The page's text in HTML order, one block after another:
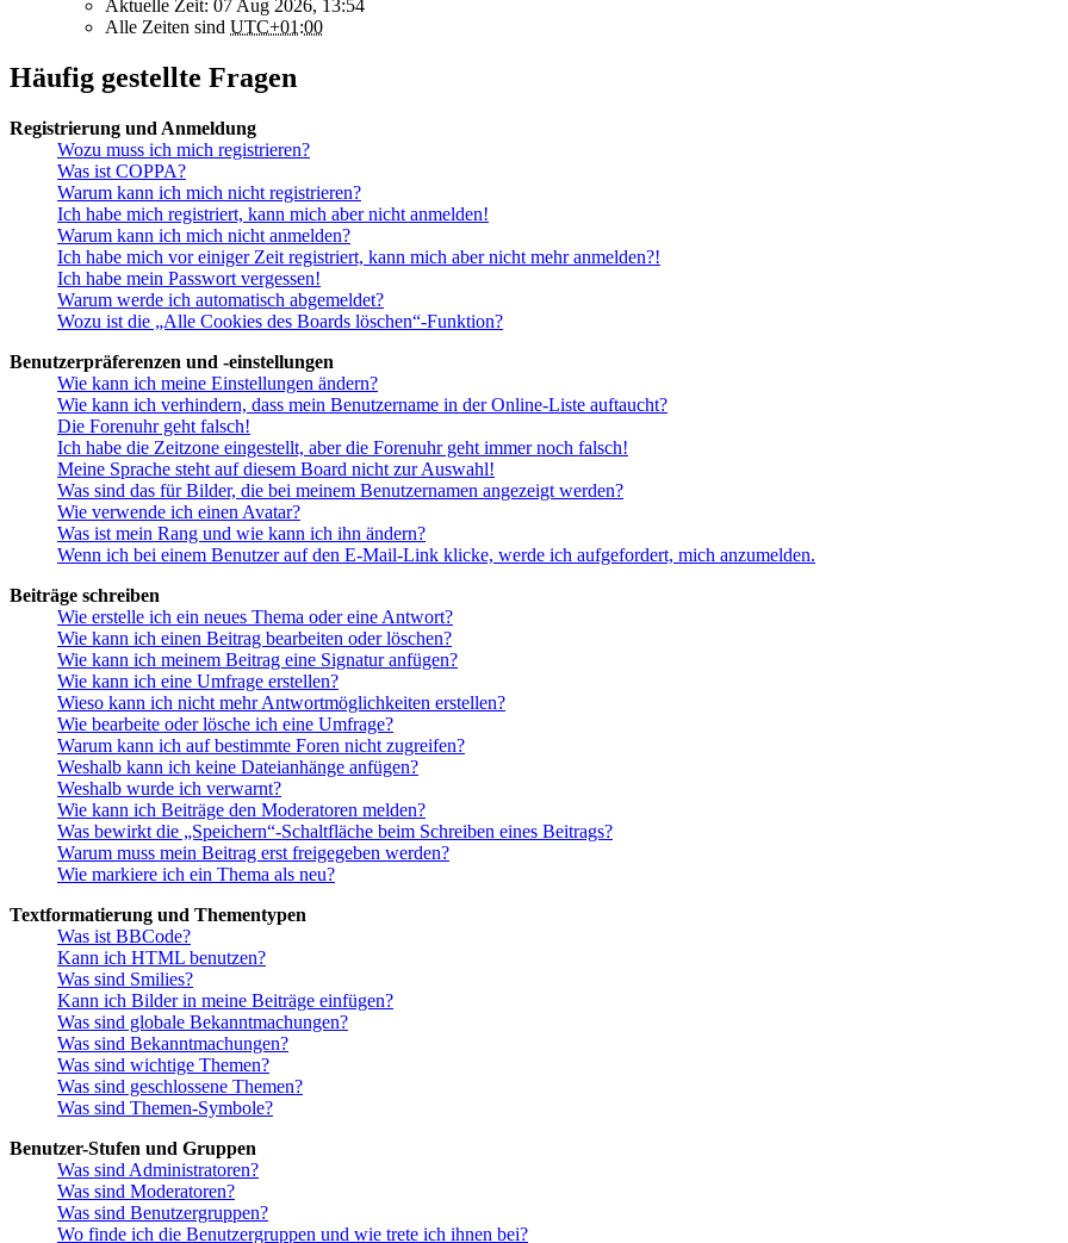
Aktuelle Zeit: 07 Aug 2026, 13:54
Alle Zeiten sind UTC+01:00
Häufig gestellte Fragen
Registrierung und Anmeldung
Wozu muss ich mich registrieren?
Was ist COPPA?
Warum kann ich mich nicht registrieren?
Ich habe mich registriert, kann mich aber nicht anmelden!
Warum kann ich mich nicht anmelden?
Ich habe mich vor einiger Zeit registriert, kann mich aber nicht mehr anmelden?!
Ich habe mein Passwort vergessen!
Warum werde ich automatisch abgemeldet?
Wozu ist die „Alle Cookies des Boards löschen“-Funktion?
Benutzerpräferenzen und -einstellungen
Wie kann ich meine Einstellungen ändern?
Wie kann ich verhindern, dass mein Benutzername in der Online-Liste auftaucht?
Die Forenuhr geht falsch!
Ich habe die Zeitzone eingestellt, aber die Forenuhr geht immer noch falsch!
Meine Sprache steht auf diesem Board nicht zur Auswahl!
Was sind das für Bilder, die bei meinem Benutzernamen angezeigt werden?
Wie verwende ich einen Avatar?
Was ist mein Rang und wie kann ich ihn ändern?
Wenn ich bei einem Benutzer auf den E-Mail-Link klicke, werde ich aufgefordert, mich anzumelden.
Beiträge schreiben
Wie erstelle ich ein neues Thema oder eine Antwort?
Wie kann ich einen Beitrag bearbeiten oder löschen?
Wie kann ich meinem Beitrag eine Signatur anfügen?
Wie kann ich eine Umfrage erstellen?
Wieso kann ich nicht mehr Antwortmöglichkeiten erstellen?
Wie bearbeite oder lösche ich eine Umfrage?
Warum kann ich auf bestimmte Foren nicht zugreifen?
Weshalb kann ich keine Dateianhänge anfügen?
Weshalb wurde ich verwarnt?
Wie kann ich Beiträge den Moderatoren melden?
Was bewirkt die „Speichern“-Schaltfläche beim Schreiben eines Beitrags?
Warum muss mein Beitrag erst freigegeben werden?
Wie markiere ich ein Thema als neu?
Textformatierung und Thementypen
Was ist BBCode?
Kann ich HTML benutzen?
Was sind Smilies?
Kann ich Bilder in meine Beiträge einfügen?
Was sind globale Bekanntmachungen?
Was sind Bekanntmachungen?
Was sind wichtige Themen?
Was sind geschlossene Themen?
Was sind Themen-Symbole?
Benutzer-Stufen und Gruppen
Was sind Administratoren?
Was sind Moderatoren?
Was sind Benutzergruppen?
Wo finde ich die Benutzergruppen und wie trete ich ihnen bei?